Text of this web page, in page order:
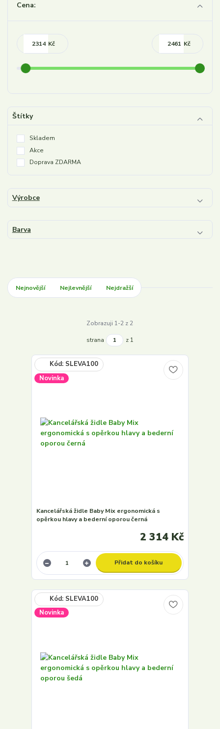
Cena:
Kč Kč
Štítky
Skladem
Akce
Doprava ZDARMA
Výrobce
Barva
Nejnovější Nejlevnější Nejdražší
Zobrazuji 1-2 z 2
strana z 1
Novinka
Kancelářská židle Baby Mix ergonomická s
opěrkou hlavy a bederní oporou černá
2 314 Kč
Přidat do košíku
Novinka